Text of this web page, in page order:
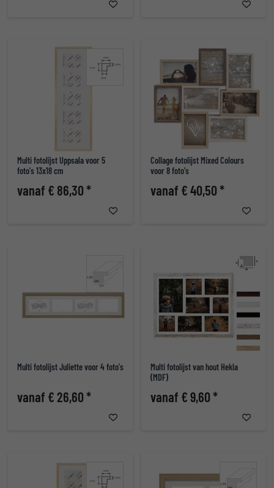
Multi fotolijst Uppsala voor 5
foto's 13x18 cm
vanaf € 86,30 *
Collage fotolijst Mixed Colours
voor 8 foto's
vanaf € 40,50 *
Multi fotolijst Juliette voor 4 foto's
vanaf € 26,60 *
Multi fotolijst van hout Hekla
(MDF)
vanaf € 9,60 *